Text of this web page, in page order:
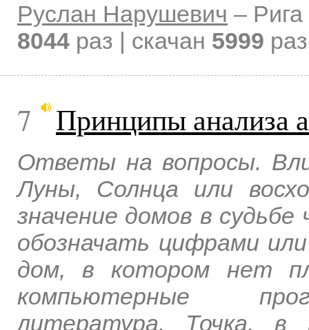
Руслан Нарушевич –
8044 раз | скачан 5999
7 Принципы анализа
Ответы на вопросы.
Луны, Солнца или
значение домов в судьбе
обозначать цифрами
дом, в котором нет
компьютерные
литература. Точка, в